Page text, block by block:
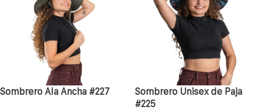
Sombrero Ala Ancha #227
Sombrero Unisex de Paja
#225